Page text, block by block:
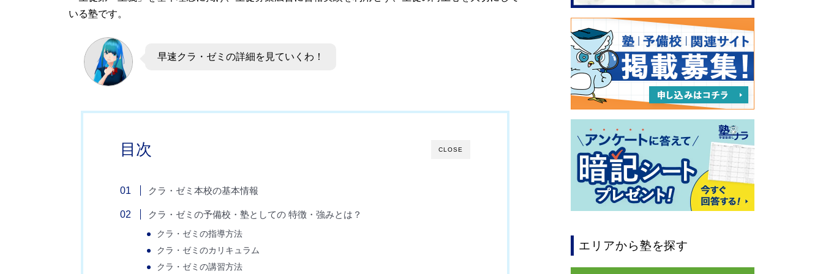
いる塾です。
早速クラ・ゼミの詳細を見ていくわ！
CLOSE
目次
クラ・ゼミ本校の基本情報
クラ・ゼミの予備校・塾としての 特徴・強みとは？
クラ・ゼミの指導方法
クラ・ゼミのカリキュラム
クラ・ゼミの講習方法
エリアから塾を探す